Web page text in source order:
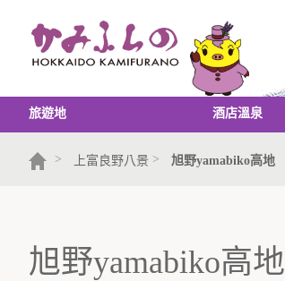
旅遊地 酒店溫泉
> 上富良野八景 > 旭野yamabiko高地
旭野yamabiko高地